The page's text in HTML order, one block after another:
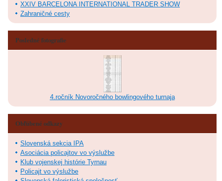
XXIV BARCELONA INTERNATIONAL TRADER SHOW
Zahraničné cesty
Posledné fotografie
4.ročník Novoročného bowlingového turnaja
Obľúbené odkazy
Slovenská sekcia IPA
Asociácia policajtov vo výslužbe
Klub vojenskej histórie Tyrnau
Policajt vo výslužbe